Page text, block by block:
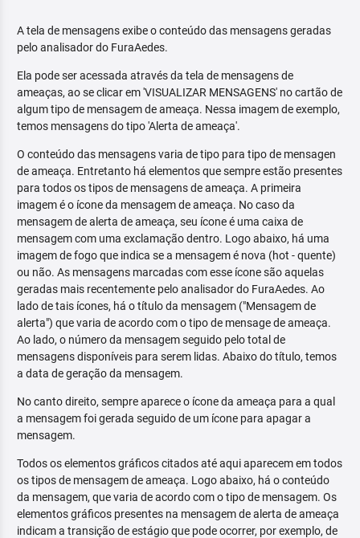
A tela de mensagens exibe o conteúdo das mensagens geradas
pelo analisador do FuraAedes.
Ela pode ser acessada através da tela de mensagens de
ameaças, ao se clicar em 'VISUALIZAR MENSAGENS' no cartão de
algum tipo de mensagem de ameaça. Nessa imagem de exemplo,
temos mensagens do tipo 'Alerta de ameaça'.
O conteúdo das mensagens varia de tipo para tipo de mensagen
de ameaça. Entretanto há elementos que sempre estão presentes
para todos os tipos de mensagens de ameaça. A primeira
imagem é o ícone da mensagem de ameaça. No caso da
mensagem de alerta de ameaça, seu ícone é uma caixa de
mensagem com uma exclamação dentro. Logo abaixo, há uma
imagem de fogo que indica se a mensagem é nova (hot - quente)
ou não. As mensagens marcadas com esse ícone são aquelas
geradas mais recentemente pelo analisador do FuraAedes. Ao
lado de tais ícones, há o título da mensagem ("Mensagem de
alerta") que varia de acordo com o tipo de mensage de ameaça.
Ao lado, o número da mensagem seguido pelo total de
mensagens disponíveis para serem lidas. Abaixo do título, temos
a data de geração da mensagem.
No canto direito, sempre aparece o ícone da ameaça para a qual
a mensagem foi gerada seguido de um ícone para apagar a
mensagem.
Todos os elementos gráficos citados até aqui aparecem em todos
os tipos de mensagem de ameaça. Logo abaixo, há o conteúdo
da mensagem, que varia de acordo com o tipo de mensagem. Os
elementos gráficos presentes na mensagem de alerta de ameaça
indicam a transição de estágio que pode ocorrer, por exemplo, de